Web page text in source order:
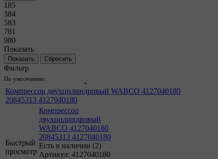
185
384
583
781
980
Показать
Сбросить
Фильтр
По умолчанию
Компрессор двухцилиндровый WABCO 4127040180
20845313 4127040180
Быстрый
просмотр
Компрессор
двухцилиндровый
WABCO 4127040180
20845313 4127040180
Есть в наличии (2)
Артикул: 4127040180